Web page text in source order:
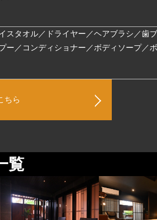
スタオル／ドライヤー／ヘアブラシ／歯
ー／コンディショナー／ボディソープ／
ちら
覧